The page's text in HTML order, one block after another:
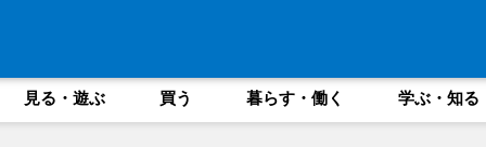
見る・遊ぶ 買う 暮らす・働く 学ぶ・知る